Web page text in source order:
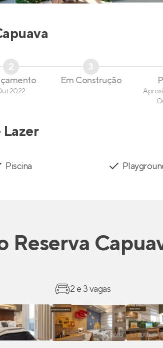
2
2022
3
Em Construção
Lazer
Piscina
Reserva
2 e 3 vagas